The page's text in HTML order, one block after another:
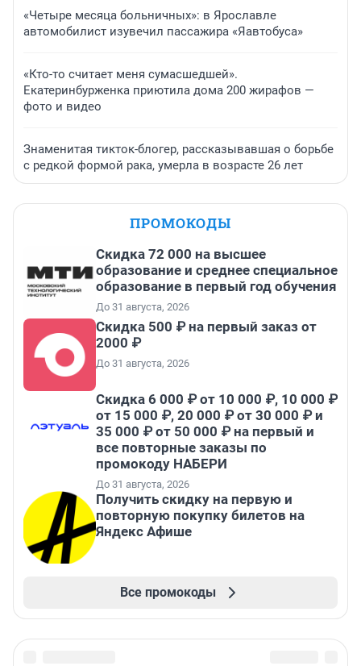
«Четыре месяца больничных»: в Ярославле
автомобилист изувечил пассажира «Яавтобуса»
«Кто-то считает меня сумасшедшей».
Екатеринбурженка приютила дома 200 жирафов —
фото и видео
Знаменитая тикток-блогер, рассказывавшая о борьбе
с редкой формой рака, умерла в возрасте 26 лет
ПРОМОКОДЫ
Скидка 72 000 на высшее
образование и среднее специальное
образование в первый год обучения
До 31 августа, 2026
Скидка 500 ₽ на первый заказ от
2000 ₽
До 31 августа, 2026
Скидка 6 000 ₽ от 10 000 ₽, 10 000 ₽
от 15 000 ₽, 20 000 ₽ от 30 000 ₽ и
35 000 ₽ от 50 000 ₽ на первый и
все повторные заказы по
промокоду НАБЕРИ
До 31 августа, 2026
Получить скидку на первую и
повторную покупку билетов на
Яндекс Афише
Все промокоды